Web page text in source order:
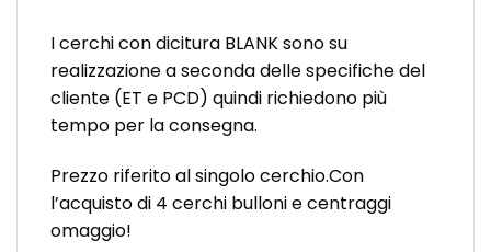
I cerchi con dicitura BLANK sono su
realizzazione a seconda delle specifiche del
cliente (ET e PCD) quindi richiedono più
tempo per la consegna.
Prezzo riferito al singolo cerchio.Con
l’acquisto di 4 cerchi bulloni e centraggi
omaggio!